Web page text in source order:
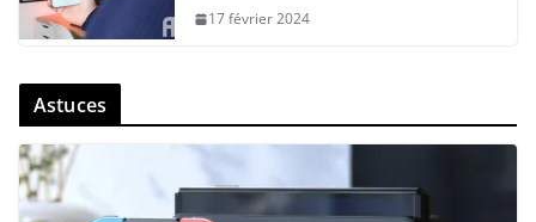
17 février 2024
Astuces